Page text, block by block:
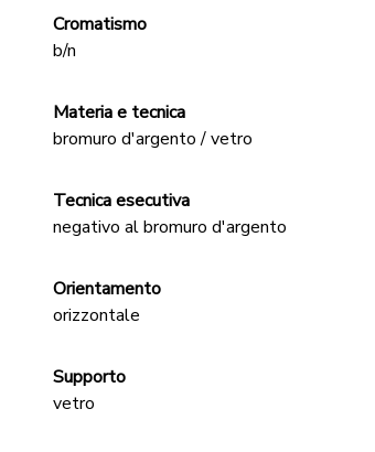
Cromatismo
b/n
Materia e tecnica
bromuro d'argento / vetro
Tecnica esecutiva
negativo al bromuro d'argento
Orientamento
orizzontale
Supporto
vetro